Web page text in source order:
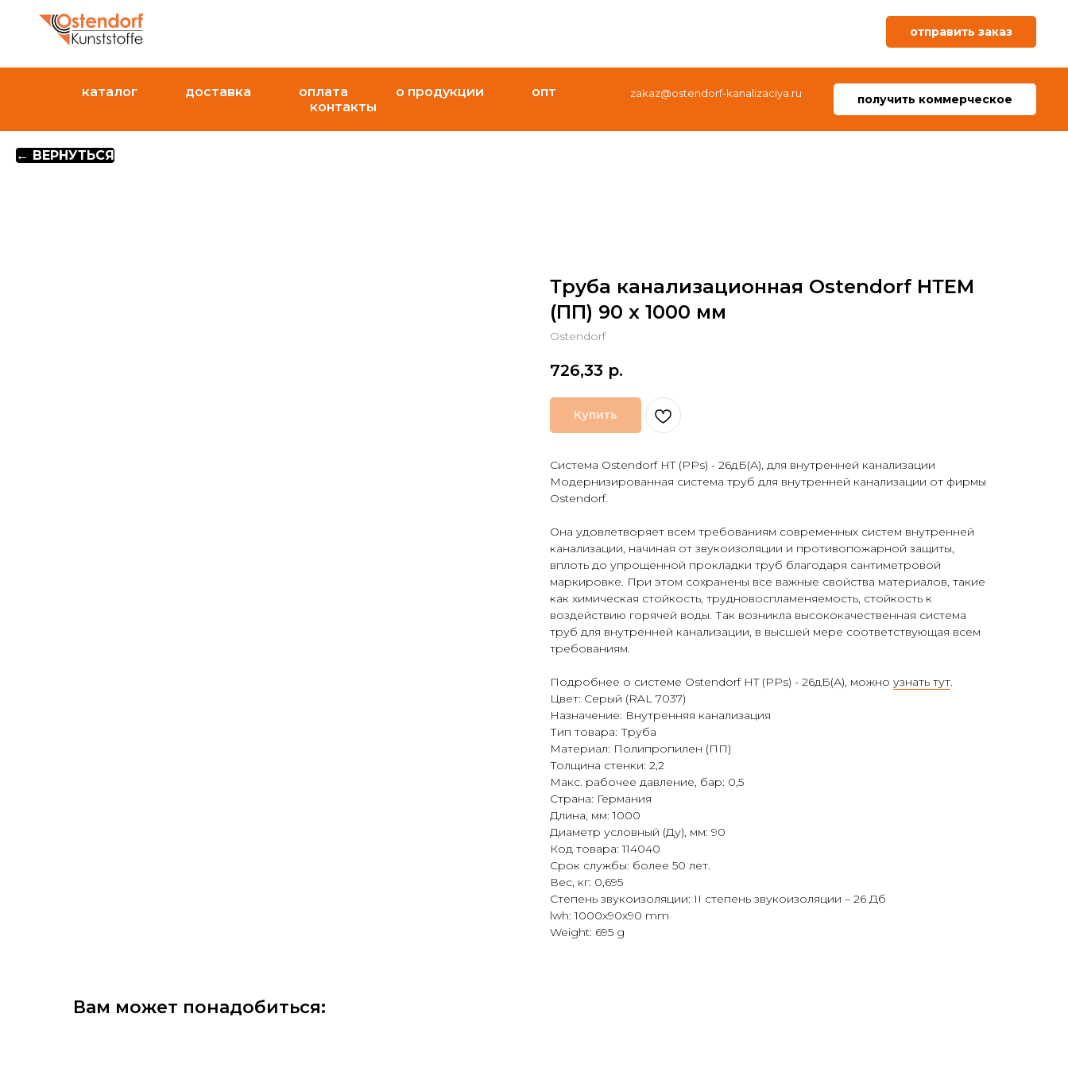
отправить заказ
каталог доставка оплата о продукции
опт
контакты
zakaz@ostendorf-kanalizaciya.ru получить коммерческое
← ВЕРНУТЬСЯ
Труба канализационная Ostendorf НТЕМ
(ПП) 90 x 1000 мм
Ostendorf
726,33 р.
Купить
Система Ostendorf HT (PPs) - 26дБ(А), для внутренней канализации
Модернизированная система труб для внутренней канализации от фирмы
Ostendorf.
Она удовлетворяет всем требованиям современных систем внутренней
канализации, начиная от звукоизоляции и противопожарной защиты,
вплоть до упрощенной прокладки труб благодаря сантиметровой
маркировке. При этом сохранены все важные свойства материалов, такие
как химическая стойкость, трудновоспламеняемость, стойкость к
воздействию горячей воды. Так возникла высококачественная система
труб для внутренней канализации, в высшей мере соответствующая всем
требованиям.
Подробнее о системе Ostendorf HT (PPs) - 26дБ(А), можно узнать тут.
Цвет: Серый (RAL 7037)
Назначение: Внутренняя канализация
Тип товара: Труба
Материал: Полипропилен (ПП)
Толщина стенки: 2,2
Макс. рабочее давление, бар: 0,5
Страна: Германия
Длина, мм: 1000
Диаметр условный (Ду), мм: 90
Код товара: 114040
Срок службы: более 50 лет.
Вес, кг: 0,695
Степень звукоизоляции: II степень звукоизоляции – 26 Дб
lwh: 1000x90x90 mm
Weight: 695 g
Вам может понадобиться: